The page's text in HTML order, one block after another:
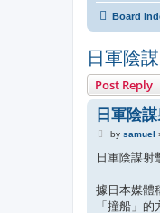
Board
日軍陰
Post Reply
日軍陰
P
s
by samuel
日軍陰謀射
據日本媒體
「撞船」的